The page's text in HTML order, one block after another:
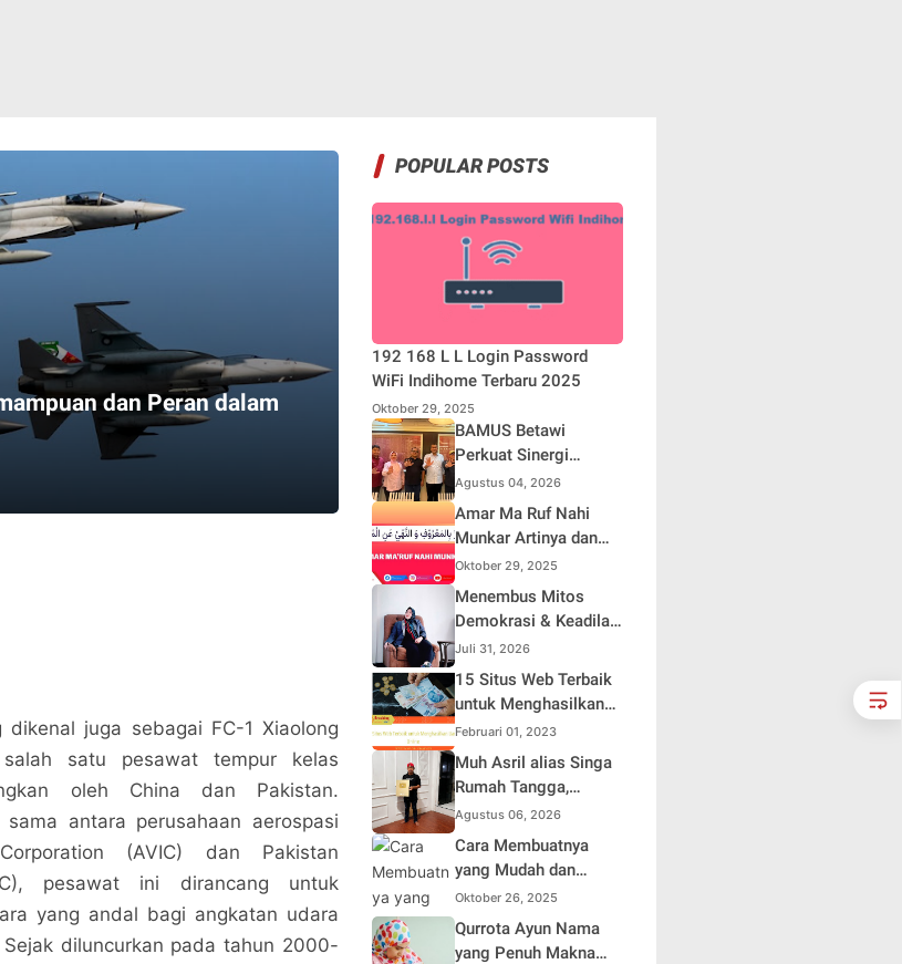
dan Peran dalam
juga sebagai FC-1 Xiaolong
satu pesawat tempur kelas
oleh China dan Pakistan.
antara perusahaan aerospasi
(AVIC) dan Pakistan
pesawat ini dirancang untuk
yang andal bagi angkatan udara
diluncurkan pada tahun 2000-
POPULAR POSTS
192 168 L L Login Password
WiFi Indihome Terbaru 2025
Oktober 29, 2025
BAMUS Betawi
Perkuat Sinergi
dengan Polda Metro
Jaya, Tegaskan
Komitmen Menjaga
Jakarta Aman, Damai,
dan Kondusif Jelang
HUT ke-81 Republik
Indonesia
Agustus 04, 2026
Amar Ma Ruf Nahi
Munkar Artinya dan
Maknanya dalam
Islam
Oktober 29, 2025
Menembus Mitos
Demokrasi & Keadilan
Sosial: Adv. Fara
Fariha Rodliyana
Soroti Distorsi
Simpati Publik dan
Aksi Main Hakim
Sendiri
Juli 31, 2026
15 Situs Web Terbaik
untuk Menghasilkan
Uang Online
Februari 01, 2023
Muh Asril alias Singa
Rumah Tangga,
Kreator Kocak yang
Jago Bikin Kisah
Suami Takut Istri Jadi
Hiburan
Agustus 06, 2026
Cara Membuatnya
yang Mudah dan
Efisien untuk Pemula
Oktober 26, 2025
Qurrota Ayun Nama
yang Penuh Makna